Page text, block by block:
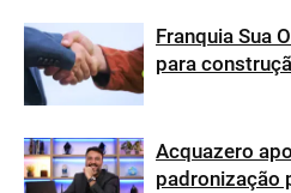
Franquia Sua
para
Acquazero
padronização